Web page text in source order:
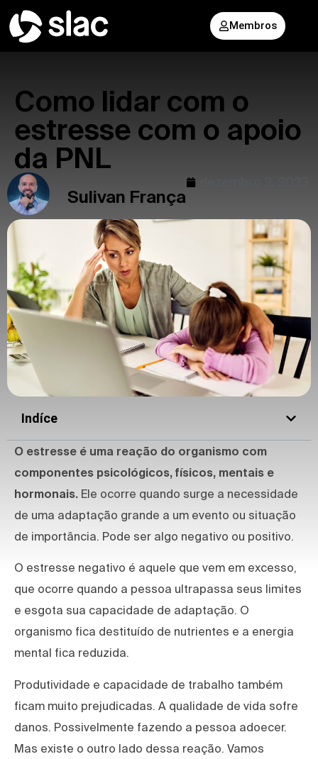
Membros
Como lidar com o
estresse com o apoio
da PNL
Sulivan França
Indíce
O estresse é uma reação do organismo com
componentes psicológicos, físicos, mentais e
hormonais. Ele ocorre quando surge a necessidade
de uma adaptação grande a um evento ou situação
de importância. Pode ser algo negativo ou positivo.
O estresse negativo é aquele que vem em excesso,
que ocorre quando a pessoa ultrapassa seus limites
e esgota sua capacidade de adaptação. O
organismo fica destituído de nutrientes e a energia
mental fica reduzida.
Produtividade e capacidade de trabalho também
ficam muito prejudicadas. A qualidade de vida sofre
danos. Possivelmente fazendo a pessoa adoecer.
Mas existe o outro lado dessa reação. Vamos